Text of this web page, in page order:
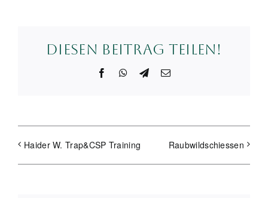
Diesen Beitrag teilen!
FacebookWhatsApp
Telegram
E-
Haider W. Trap&CSP Training Raubwildschiessen